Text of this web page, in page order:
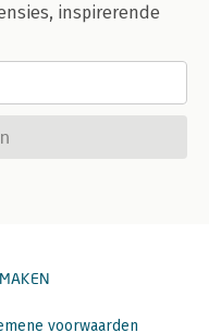
inspirerende
voorwaarden